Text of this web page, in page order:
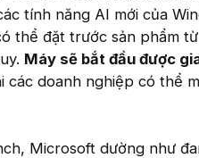
tính năng AI mới của
thể đặt trước sản phẩm
Máy sẽ bắt đầu được
các doanh nghiệp có thể
Microsoft dường như